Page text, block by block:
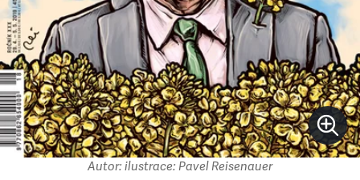
Autor: ilustrace: Pavel Reisenauer